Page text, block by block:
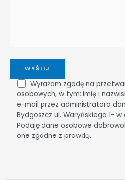
Wyrażam zgodę na
osobowych, w tym: imię i
e-mail przez administratora
Bydgoszcz ul. Waryńskiego 1-
Podaję dane osobowe
one zgodne z prawdą.